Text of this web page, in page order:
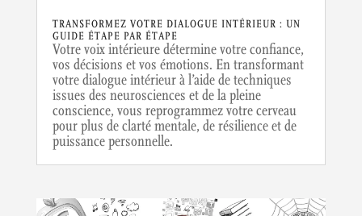
TRANSFORMEZ VOTRE DIALOGUE INTÉRIEUR : UN
GUIDE ÉTAPE PAR ÉTAPE
Votre voix intérieure détermine votre confiance,
vos décisions et vos émotions. En transformant
votre dialogue intérieur à l’aide de techniques
issues des neurosciences et de la pleine
conscience, vous reprogrammez votre cerveau
pour plus de clarté mentale, de résilience et de
puissance personnelle.